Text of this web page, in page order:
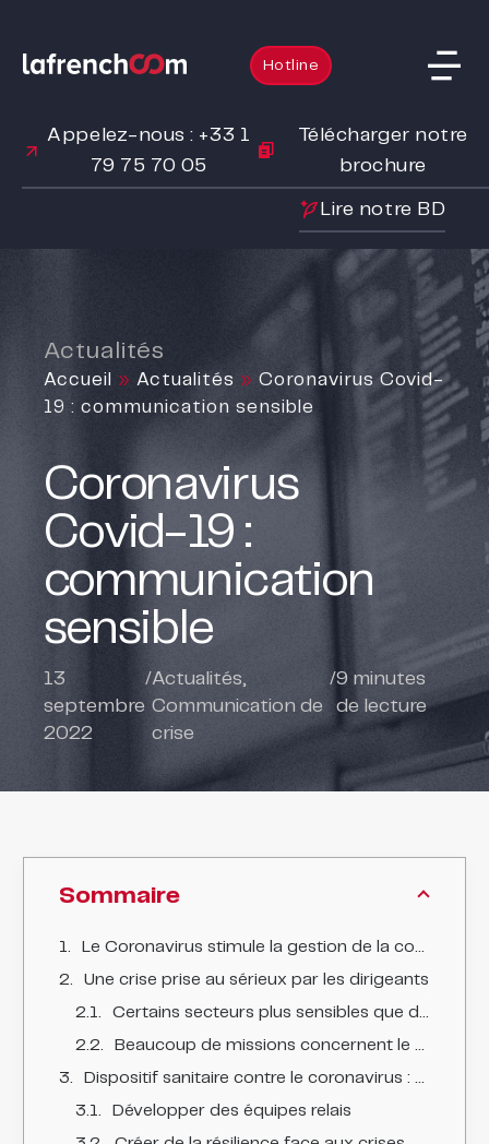
Hotline
Appelez-nous : +33 1
79 75 70 05
Télécharger notre
brochure
Lire notre BD
Actualités
Accueil » Actualités » Coronavirus Covid-
19 : communication sensible
Coronavirus
Covid-19 :
communication
sensible
13
septembre
2022
/Actualités,
Communication de
crise
/9 minutes
de lecture
Sommaire
Le Coronavirus stimule la gestion de la communication des situations sensibles.
Une crise prise au sérieux par les dirigeants
Certains secteurs plus sensibles que d'autres
Beaucoup de missions concernent le plan de continuité d'activité
Dispositif sanitaire contre le coronavirus : trouver le bon compromis
Développer des équipes relais